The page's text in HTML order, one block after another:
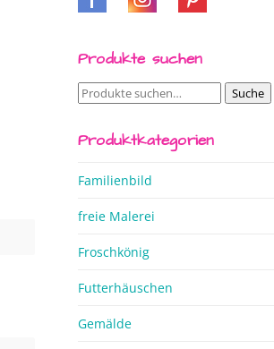
Produkte suchen
Suche
Suche
Produktkategorien
Familienbild
freie Malerei
Froschkönig
Futterhäuschen
Gemälde